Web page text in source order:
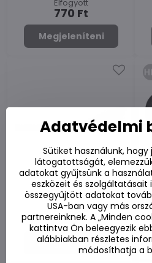
Elfogyott
770 Ft
Megjeleníteni
Wok szűrő 20cm
Elfogyott
2280 Ft
Megjeleníteni
Adatvédelmi
Sütiket használunk,
látogatottságát,
adatokat gyűjtsünk a
eszközeit és szolgáltatásait
összegyűjtött adatokat
USA-ban vagy más
partnereinknek. A „Minden
kattintva Ön beleegyezik
alábbiakban részletes
módosíthatja a